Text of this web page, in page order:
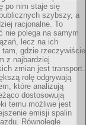
po nim staje się
szybszy, a
racjonalne. To
nie polega na samym
lecz na ich
gdzie rzeczywiście
z najbardziej
zmian jest transport.
rolę odgrywają
które analizują
dostosowują
temu możliwe jest
emisji spalin
Równolegle